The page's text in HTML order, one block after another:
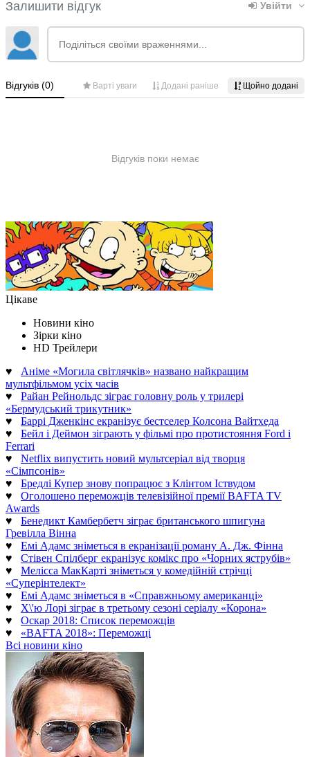
Цікаве
Новини кіно
Зірки кіно
HD Трейлери
♥ Аніме «Могила світлячків» названо найкращим
мультфільмом усіх часів
♥ Райан Рейнольдс зіграє головну роль у трилері
«Бермудський трикутник»
♥ Баррі Дженкінс екранізує бестселер Колсона Вайтхеда
♥ Бейл і Деймон зіграють у фільмі про протистояння Ford і
Ferrari
♥ Netflix випустить новий мультсеріал від творця
«Сімпсонів»
♥ Бредлі Купер знову попрацює з Клінтом Іствудом
♥ Оголошено переможців телевізійної премії BAFTA TV
Awards
♥ Бенедикт Камбербетч зіграє британського шпигуна
Гревілла Вінна
♥ Емі Адамс зніметься в екранізації роману А. Дж. Фінна
♥ Стівен Спілберг екранізує комікс про «Чорних яструбів»
♥ Мелісса МакКарті зніметься у комедійній стрічці
«Суперінтелект»
♥ Емі Адамс зніметься в «Справжньому американці»
♥ Х\'ю Лорі зіграє в третьому сезоні серіалу «Корона»
♥ Оскар 2018: Список переможців
♥ «BAFTA 2018»: Переможці
Всі новини кіно